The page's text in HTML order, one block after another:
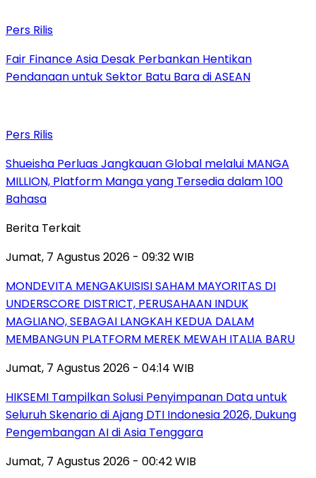
Pers Rilis
Fair Finance Asia Desak Perbankan Hentikan
Pendanaan untuk Sektor Batu Bara di ASEAN
Pers Rilis
Shueisha Perluas Jangkauan Global melalui MANGA
MILLION, Platform Manga yang Tersedia dalam 100
Bahasa
Berita Terkait
Jumat, 7 Agustus 2026 - 09:32 WIB
MONDEVITA MENGAKUISISI SAHAM MAYORITAS DI
UNDERSCORE DISTRICT, PERUSAHAAN INDUK
MAGLIANO, SEBAGAI LANGKAH KEDUA DALAM
MEMBANGUN PLATFORM MEREK MEWAH ITALIA BARU
Jumat, 7 Agustus 2026 - 04:14 WIB
HIKSEMI Tampilkan Solusi Penyimpanan Data untuk
Seluruh Skenario di Ajang DTI Indonesia 2026, Dukung
Pengembangan AI di Asia Tenggara
Jumat, 7 Agustus 2026 - 00:42 WIB